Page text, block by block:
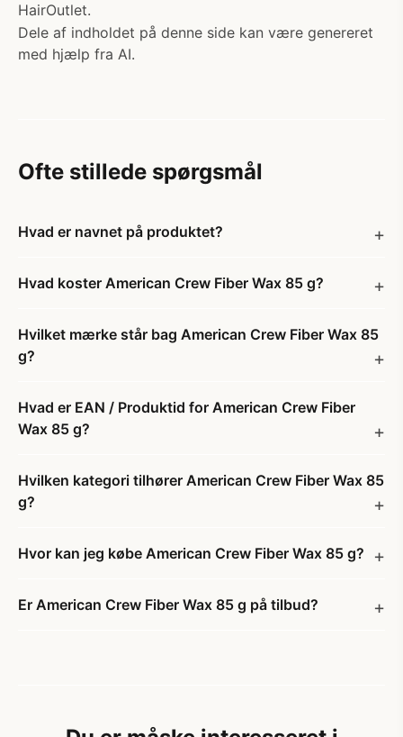
HairOutlet.
Dele af indholdet på denne side kan være genereret
med hjælp fra AI.
Ofte stillede spørgsmål
Hvad er navnet på produktet?
Hvad koster American Crew Fiber Wax 85 g?
Hvilket mærke står bag American Crew Fiber Wax 85
g?
Hvad er EAN / Produktid for American Crew Fiber
Wax 85 g?
Hvilken kategori tilhører American Crew Fiber Wax 85
g?
Hvor kan jeg købe American Crew Fiber Wax 85 g?
Er American Crew Fiber Wax 85 g på tilbud?